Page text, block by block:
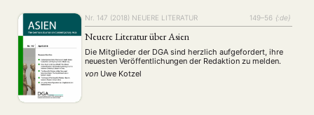
Nr. 147 (2018) NEUERE LITERATUR 149–56 {:de}
Neuere Literatur über Asien
Die Mitglieder der DGA sind herzlich aufgefordert, ihre
neuesten Veröffentlichungen der Redaktion zu melden.
von Uwe Kotzel